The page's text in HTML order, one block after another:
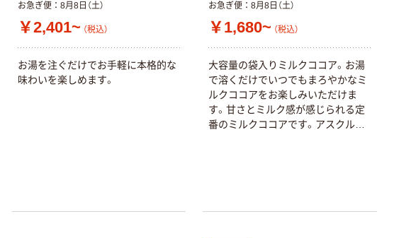
お急ぎ便 8月8日（土）
￥2,401~ （税込）
お湯を注ぐだけでお手軽に本格的な
味わいを楽しめます。
お急ぎ便 8月8日（土）
￥1,680~ （税込）
大容量の袋入りミルクココア。お湯
で溶くだけでいつでもまろやかなミ
ルクココアをお楽しみいただけま
す。甘さとミルク感が感じられる定
番のミルクココアです。アスクル限